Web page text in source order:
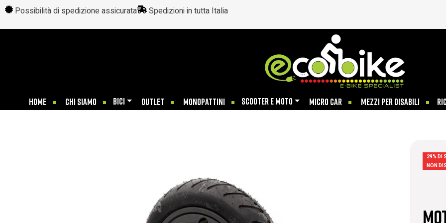
Possibilità di spedizione assicurata Spedizioni in tutta Italia
HOME CHI SIAMO BICI OUTLET MONOPATTINI SCOOTER E MOTO MICRO CAR MEZZI PER DISABILI
29% DI
NON